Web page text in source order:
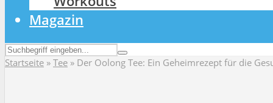
Magazin
Startseite » Tee » Der Oolong Tee: Ein Geheimrezept für die